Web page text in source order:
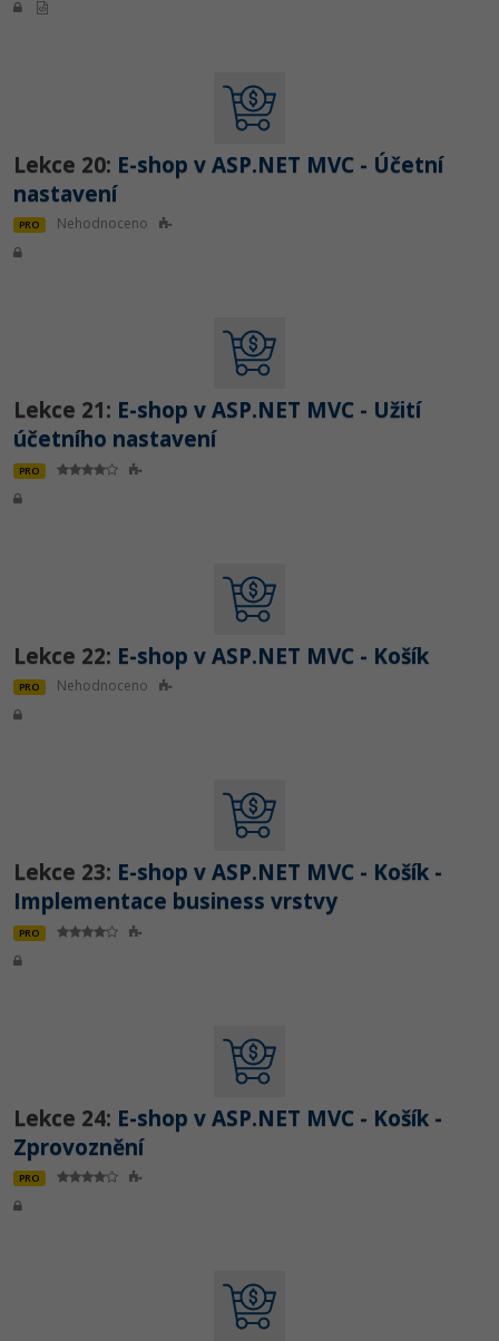
Lekce 20: E-shop v ASP.NET MVC - Účetní
nastavení
PRO Nehodnoceno
Lekce 21: E-shop v ASP.NET MVC - Užití
účetního nastavení
PRO
Lekce 22: E-shop v ASP.NET MVC - Košík
PRO Nehodnoceno
Lekce 23: E-shop v ASP.NET MVC - Košík -
Implementace business vrstvy
PRO
Lekce 24: E-shop v ASP.NET MVC - Košík -
Zprovoznění
PRO